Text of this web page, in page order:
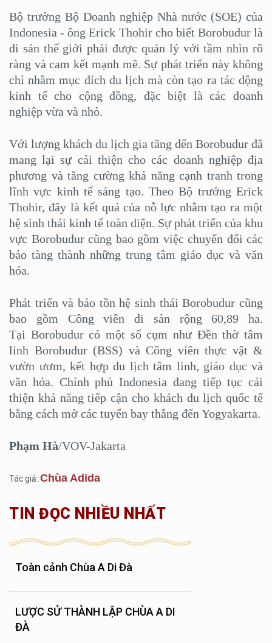
Bộ trưởng Bộ Doanh nghiệp Nhà nước (SOE) của
Indonesia - ông Erick Thohir cho biết Borobudur là
di sản thế giới phải được quản lý với tầm nhìn rõ
ràng và cam kết mạnh mẽ. Sự phát triển này không
chỉ nhằm mục đích du lịch mà còn tạo ra tác động
kinh tế cho cộng đồng, đặc biệt là các doanh
nghiệp vừa và nhỏ.
Với lượng khách du lịch gia tăng đến Borobudur đã
mang lại sự cải thiện cho các doanh nghiệp địa
phương và tăng cường khả năng cạnh tranh trong
lĩnh vực kinh tế sáng tạo. Theo Bộ trưởng Erick
Thohir, đây là kết quả của nỗ lực nhằm tạo ra một
hệ sinh thái kinh tế toàn diện. Sự phát triển của khu
vực Borobudur cũng bao gồm việc chuyển đổi các
bảo tàng thành những trung tâm giáo dục và văn
hóa.
Phát triển và bảo tồn hệ sinh thái Borobudur cũng
bao gồm Công viên di sản rộng 60,89 ha.
Tại Borobudur có một số cụm như Đền thờ tâm
linh Borobudur (BSS) và Công viên thực vật &
vườn ươm, kết hợp du lịch tâm linh, giáo dục và
văn hóa. Chính phủ Indonesia đang tiếp tục cải
thiện khả năng tiếp cận cho khách du lịch quốc tế
bằng cách mở các tuyến bay thẳng đến Yogyakarta.
Phạm Hà/VOV-Jakarta
Tác giả: Chùa Adida
TIN ĐỌC NHIỀU NHẤT
Toàn cảnh Chùa A Di Đà
LƯỢC SỬ THÀNH LẬP CHÙA A DI
ĐÀ